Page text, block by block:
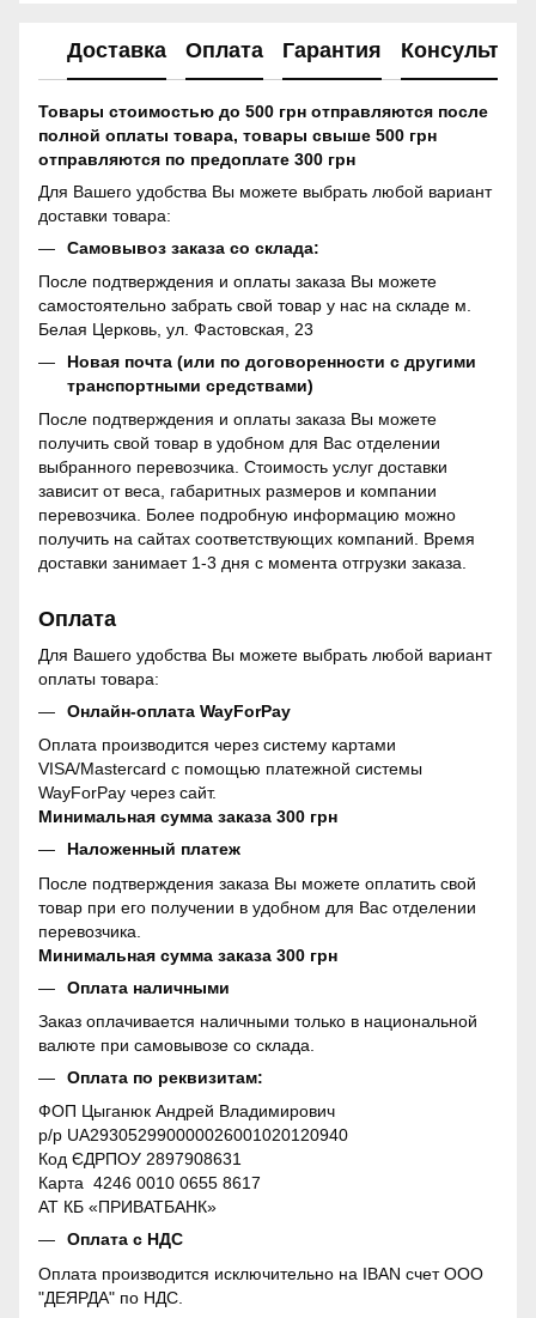
Доставка Оплата Гарантия
Товары стоимостью до 500 грн отправляются после
полной оплаты товара, товары свыше 500 грн
отправляются по предоплате 300 грн
Для Вашего удобства Вы можете выбрать любой вариант
доставки товара:
Самовывоз заказа со склада:
После подтверждения и оплаты заказа Вы можете
самостоятельно забрать свой товар у нас на складе м.
Белая Церковь, ул. Фастовская, 23
Новая почта (или по договоренности с другими
транспортными средствами)
После подтверждения и оплаты заказа Вы можете
получить свой товар в удобном для Вас отделении
выбранного перевозчика. Стоимость услуг доставки
зависит от веса, габаритных размеров и компании
перевозчика. Более подробную информацию можно
получить на сайтах соответствующих компаний. Время
доставки занимает 1-3 дня с момента отгрузки заказа.
Оплата
Для Вашего удобства Вы можете выбрать любой вариант
оплаты товара:
Онлайн-оплата WayForPay
Оплата производится через систему картами
VISA/Mastercard с помощью платежной системы
WayForPay через сайт.
Минимальная сумма заказа 300 грн
Наложенный платеж
После подтверждения заказа Вы можете оплатить свой
товар при его получении в удобном для Вас отделении
перевозчика.
Минимальная сумма заказа 300 грн
Оплата наличными
Заказ оплачивается наличными только в национальной
валюте при самовывозе со склада.
Оплата по реквизитам:
ФОП Цыганюк Андрей Владимирович
р/р UA293052990000026001020120940
Код ЄДРПОУ 2897908631
Карта 4246 0010 0655 8617
АТ КБ «ПРИВАТБАНК»
Оплата с НДС
Оплата производится исключительно на IBAN счет ООО
"ДЕЯРДА" по НДС.